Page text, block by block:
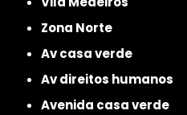
Zona Norte
av casa verde
av direitos humanos
avenida casa verde